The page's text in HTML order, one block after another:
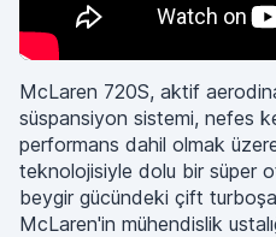
McLaren 720S, aktif
süspansiyon sistemi, nefes
performans dahil olmak
teknolojisiyle dolu bir süper
beygir gücündeki çift
McLaren'in mühendislik